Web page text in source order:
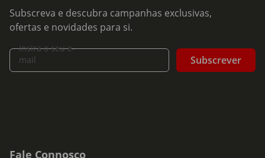
Subscreva e descubra campanhas exclusivas,
ofertas e novidades para si.
Insira o seu e-
mail
Subscrever
Fale Connosco